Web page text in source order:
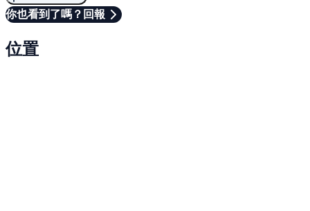
你也看到了嗎？回報
位置